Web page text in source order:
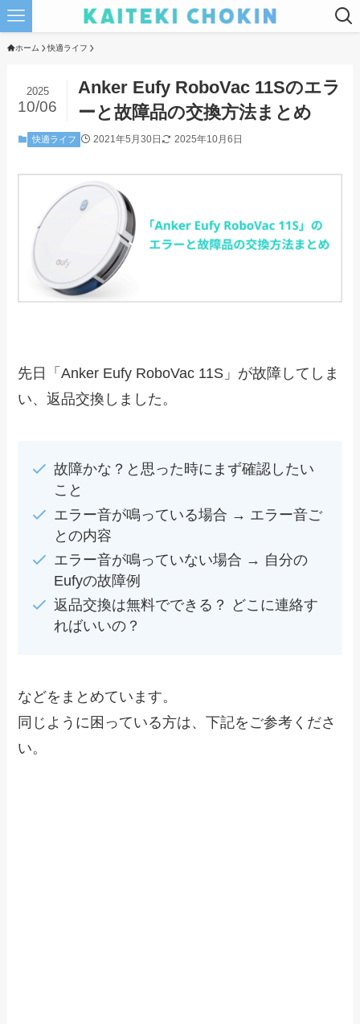
ホーム 快適ライフ
Anker Eufy RoboVac 11Sのエラ
ーと故障品の交換方法まとめ
2025
10/06
快適ライフ 2021年5月30日 2025年10月6日
先日「Anker Eufy RoboVac 11S」が故障してしま
い、返品交換しました。
故障かな？と思った時にまず確認したい
こと
エラー音が鳴っている場合 → エラー音ご
との内容
エラー音が鳴っていない場合 → 自分の
Eufyの故障例
返品交換は無料でできる？ どこに連絡す
ればいいの？
などをまとめています。
同じように困っている方は、下記をご参考くださ
い。